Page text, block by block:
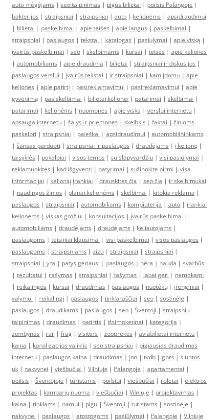
auto mėgėjams | seo talpinimas | pigūs bilietai | poilsis Palangoje |
bakterijos | straipsniai | straipsniai | auto | kelionėms | apsidraudimui
| bilietai | paskelbimai | apie teises | apie langus | paskelbimai |
straipsniai | paslaugos | tekstai | katalogas | pasiulymai | apie viską |
įvairūs paskelbimai | seo | skelbimams | kursai | teisės | apie keliones
| automobiliams | apie draudima | bilietai | straipsniai ir diskusijos |
paslaugos verslui | įvairūs tekstai | ir straipsniai | kam įdomu | apie
keliones | apie patirtį | pasireklamavimui | pasireklamavimui | apie
gyvenimą | pasiskelbimai | bilietai kelionei | patarimai | skelbimai |
patarimai | kelionėms | nuomonės | apie viską | verslui internetu |
apsauga internetu | šalys ir priemonės | skelbkis | faktai | žinioms
paskelbti | straipsniai | paieškai | apsidraudimui | automobilininkams
| šansas parduoti | straipsniai ir paslaugos | draudėjams | į kelionę |
taisyklės | pokalbiai | visos temos | su slapyvardžiu | visi pasiūlymai |
reklamuokitės | kad išgyventi | patyrimai | sužinokite pirmi | visa
informacijai | kelionių įrankiai | drauskitės čia | seo čia | ir skelbimukai
| naudingos žinios | planai kelionėms | skelbimai | kitokia reklama |
paslaugos | straipsniai | automobiliams | kompiuterija | auto | įrankiai
kelionėms | viskas grožiui | konsultacijos | įvairūs paskelbimai |
automobiliams | draudėjams | draudėjams | keliautojams |
paslaugoms | teisiniai klausimai | visi paskelbimai | visos paslaugos |
paslaugoms | straipsniams | zizu | straipsniai | straipsniai |
straipsniai | yra | patys geriausi | paslaugos | nėra | nauda | svarbūs
| rezultatui | rašymas | straipsniai | rašymas | labai geri | nemokami
| reikalingos | kursai | draudimas | paslaugos | nuotėkų | įrenginiai |
valymui | reikalingi | paslaugos | tinklaraščiai | seo | sostinėje |
paslaugos | draudikams | paslaugos | seo | Šventoji | straipsniu
talpinimas | draudimas | patirtis | išsimokėtinai | kategorija |
zombynas | rar | frag | visitors | zooprekes | aviabilietai internetu |
kaina | kanalizacijos valiklis | seo straipsniai | pigiausias draudimas
internetu | paslaugos kaina | draudimas | jnn | tvdb | gprs | siuntos
uk | nakvynei | viešbučiai | Vilniuje | Palangoje | apartamentai |
poilsis | Šventojoje | turistams | poilsiui | viešbučiai | roletai | elektros
projektas | kambarių nuoma | viešbučiai | Vilniuje | projektavimas |
kaina | tinklams | namui | pigu | Šventoji | turistams | sostinėje |
nakvynei | paslaugos | atostogoms | pasiūlymai | Palangoje | Vilniuje